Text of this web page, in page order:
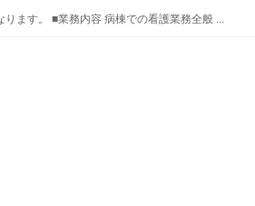
ます。 ■業務内容 病棟での看護業務全般 ...